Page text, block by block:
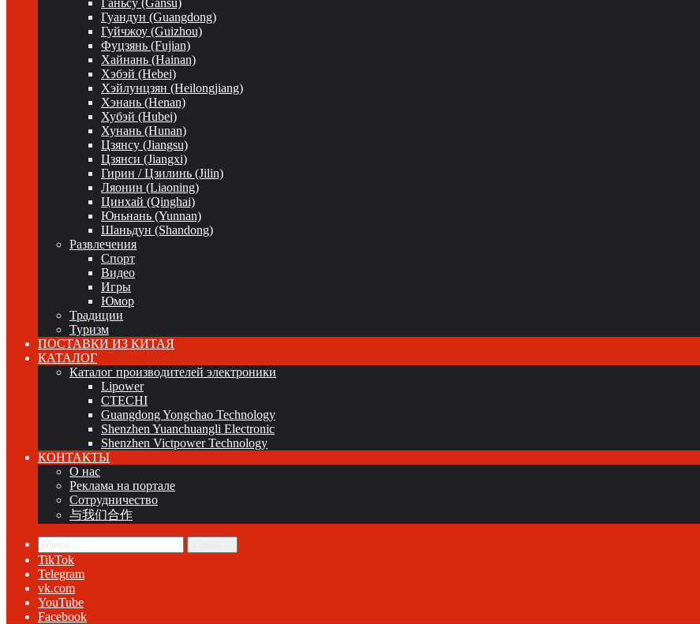
Ганьсу (Gansu)
Гуандун (Guangdong)
Гуйчжоу (Guizhou)
Фуцзянь (Fujian)
Хайнань (Hainan)
Хэбэй (Hebei)
Хэйлунцзян (Heilongjiang)
Хэнань (Henan)
Хубэй (Hubei)
Хунань (Hunan)
Цзянсу (Jiangsu)
Цзянси (Jiangxi)
Гирин / Цзилинь (Jilin)
Ляонин (Liaoning)
Цинхай (Qinghai)
Юньнань (Yunnan)
Шаньдун (Shandong)
Развлечения
Спорт
Видео
Игры
Юмор
Традиции
Туризм
ПОСТАВКИ ИЗ КИТАЯ
КАТАЛОГ
Каталог производителей электроники
Lipower
CTECHI
Guangdong Yongchao Technology
Shenzhen Yuanchuangli Electronic
Shenzhen Victpower Technology
КОНТАКТЫ
О нас
Реклама на портале
Сотрудничество
与我们合作
TikTok
Telegram
vk.com
YouTube
Facebook